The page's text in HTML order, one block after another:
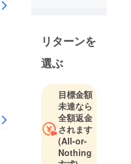
援いただい
ている皆さ
まありがと
うございま
す！
大きくなれ
るよう頑張
りますの
で、どうぞ
リターンを
選ぶ
目標金額
未達なら
全額返金
されます
(All-or-
Nothing